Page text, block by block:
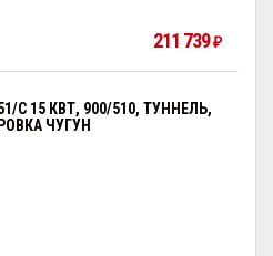
211 739₽
C 15 КВТ, 900/510, ТУННЕЛЬ,
ЧУГУН